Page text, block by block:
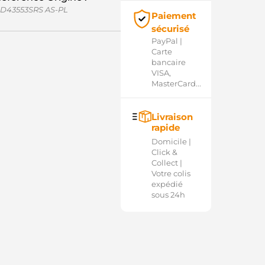
AS-PL
Paiement
sécurisé
PayPal |
Carte
bancaire
VISA,
MasterCard...
Livraison
rapide
Domicile |
Click &
Collect |
Votre colis
expédié
sous 24h